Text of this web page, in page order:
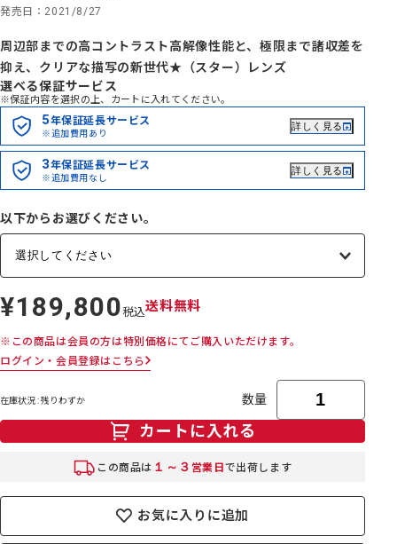
発売日
2021/8/27
周辺部までの高コントラスト高解像性能と、極限まで諸収差を
抑え、クリアな描写の新世代★（スター）レンズ
選べる保証サービス
※保証内容を選択の上、カートに入れてください。
5年保証延長サービス
※追加費用あり
詳しく見る
3年保証延長サービス
※追加費用なし
詳しく見る
以下からお選びください。
定
価
¥189,800税込送料無料
※この商品は会員の方は特別価格にてご購入いただけます。
ログイン・会員登録はこちら
在庫状況 : 残りわずか 数量
カートに入れる
この商品は １～３ 営業日で出荷します
お気に入りに追加